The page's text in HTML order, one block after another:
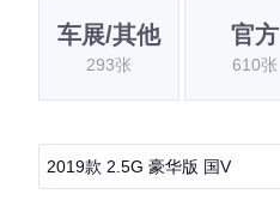
车展/其他
293张
官方
610张
2019款 2.5G 豪华版 国V